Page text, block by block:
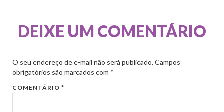
DEIXE UM COMENTÁRIO
O seu endereço de e-mail não será publicado. Campos
obrigatórios são marcados com *
COMENTÁRIO*